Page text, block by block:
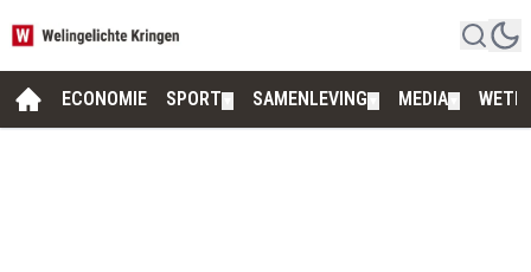
ECONOMIE SPORT SAMENLEVING MEDIA